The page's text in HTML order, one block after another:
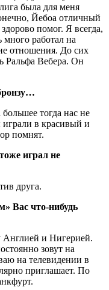
была для меня
Йебоа отличный
помог. Я всегда,
много работал на
отношения. До сих
Ральфа Вебера. Он
тогда нас не
в красивый и
помнят.
играл не
друга.
Вас что-нибудь
и Нигерией.
зовут на
на телевидении в
приглашает. По